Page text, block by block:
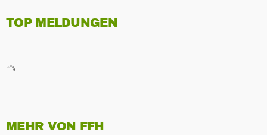
TOP MELDUNGEN
MEHR VON FFH